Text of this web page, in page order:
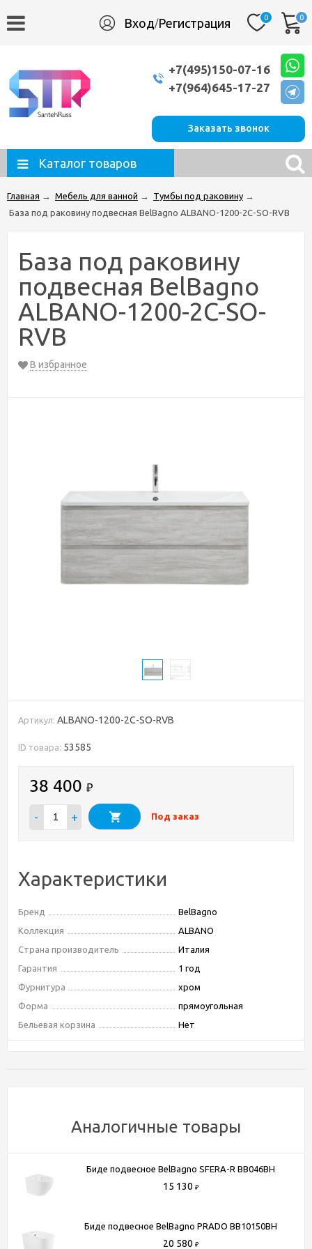
Вход/Регистрация 0 0
+7(495)150-07-16
+7(964)645-17-27
Заказать звонок
Каталог товаров
Главная → Мебель для ванной → Тумбы под раковину →
База под раковину подвесная BelBagno ALBANO-1200-2C-SO-RVB
База под раковину
подвесная BelBagno
ALBANO-1200-2C-SO-
RVB
В избранное
Артикул: ALBANO-1200-2C-SO-RVB
ID товара: 53585
38 400 ₽
- + Под заказ
Характеристики
Бренд
BelBagno
Коллекция
ALBANO
Страна производитель
Италия
Гарантия
1 год
Фурнитура
хром
Форма
прямоугольная
Бельевая корзина
Нет
Материал раковины
Rovere Vintage Bianco
Механизм доводчика
Да
Внутренняя комплектация товара
Комплектация тумбы
Раковина
Аналогичные товары
Биде подвесное BelBagno SFERA-R BB046BH
15 130 ₽
Биде подвесное BelBagno PRADO BB10150BH
20 580 ₽